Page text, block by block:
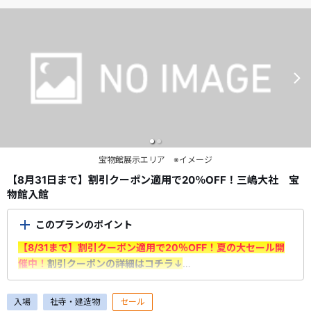
宝物館展示エリア ※イメージ
【8月31日まで】割引クーポン適用で20％OFF！三嶋大社 宝
物館入館
このプランのポイント
【8/31まで】割引クーポン適用で20％OFF！夏の大セール開
催中！割引クーポンの詳細はコチラ↓
＜ご利用前に必ずご確認ください＞
・7/1（水）～8/31（月）出発分が対象です。＜申込期間：
入場 社寺・建造物 セール